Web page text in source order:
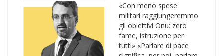
«Con meno spese
militari raggiungeremmo
gli obiettivi Onu: zero
fame, istruzione per
tutti» «Parlare di pace